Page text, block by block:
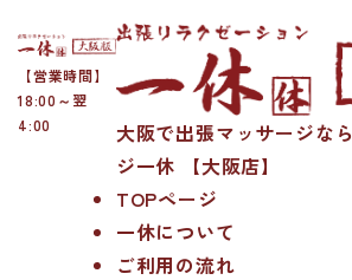
【営業時間】
18:00～翌
4:00
大阪で出張マッサージな
ジ一休 【大阪店】
TOPページ
一休について
ご利用の流れ